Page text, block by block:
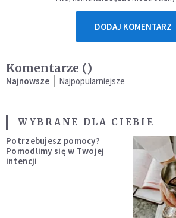
DODAJ KOMENTARZ
Komentarze ()
Najnowsze Najpopularniejsze
WYBRANE DLA CIEBIE
Potrzebujesz pomocy?
Pomodlimy się w Twojej
intencji